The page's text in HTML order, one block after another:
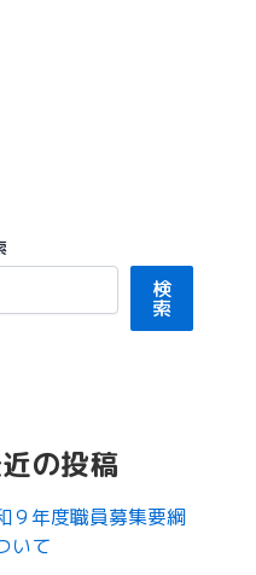
検
索
の投稿
９年度職員募集要綱
いて